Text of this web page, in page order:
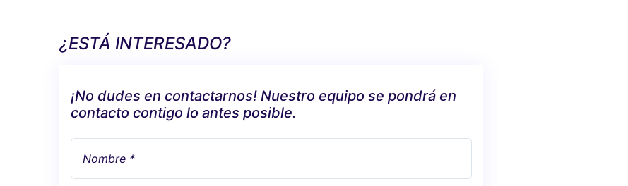
¿ESTÁ INTERESADO?
¡No dudes en contactarnos! Nuestro equipo se pondrá en
contacto contigo lo antes posible.
Nombre *